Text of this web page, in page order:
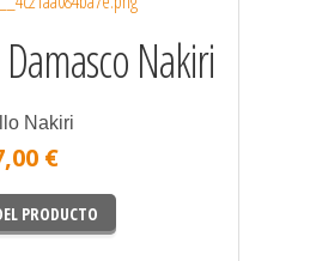
Nakiri
Nakiri
€
PRODUCTO